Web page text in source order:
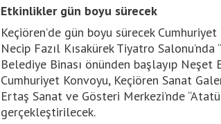
Etkinlikler gün boyu sürecek
Keçiören’de gün boyu sürecek
Necip Fazıl Kısakürek Tiyatro Salonu’nda
Belediye Binası önünden başlayıp Neşet
Cumhuriyet Konvoyu, Keçiören Sanat
Ertaş Sanat ve Gösteri Merkezi’nde
gerçekleştirilecek.